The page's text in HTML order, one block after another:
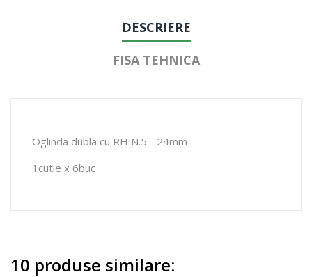
DESCRIERE
FISA TEHNICA
Oglinda dubla cu RH N.5 - 24mm
1cutie x 6buc
10 produse similare: